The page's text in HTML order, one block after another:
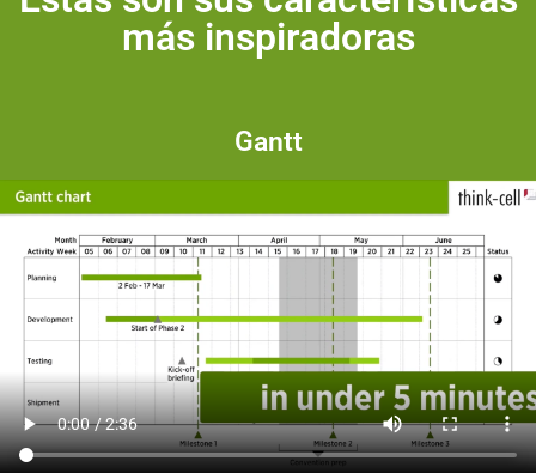
más inspiradoras
Gantt